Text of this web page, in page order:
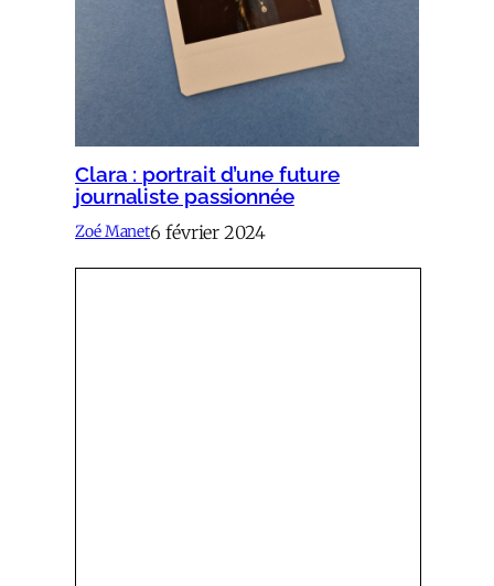
Clara : portrait d’une future
journaliste passionnée
Zoé Manet6 février 2024